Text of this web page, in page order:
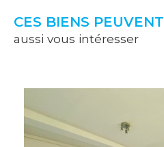
CES BIENS PEUVENT
aussi vous intéresser